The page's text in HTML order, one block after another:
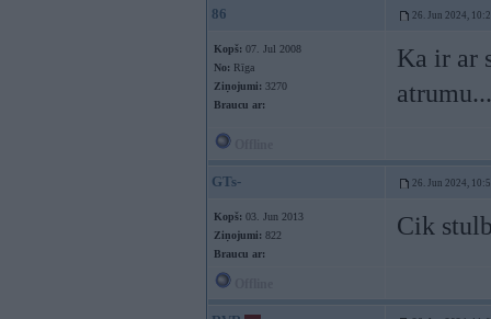
86 26. Jun 2024,
Kopš: 07. Jul 2008
No: Rīga
Ziņojumi: 3270
Braucu ar:
Ka ir ar
GTs- 26. Jun 2024,
Kopš: 03. Jun 2013
Ziņojumi: 822
Braucu ar:
Cik